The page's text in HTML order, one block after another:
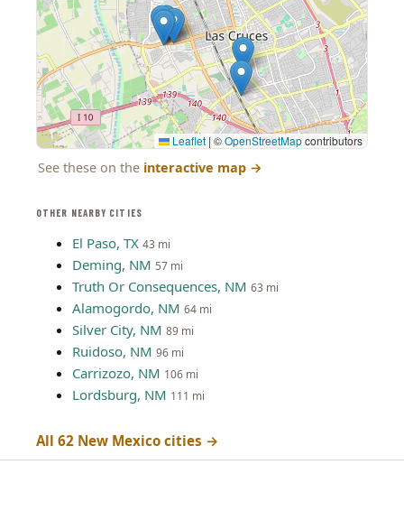
OTHER NEARBY CITIES
El Paso, TX 43 mi
Deming, NM 57 mi
Truth Or Consequences, NM 63 mi
Alamogordo, NM 64 mi
Silver City, NM 89 mi
Ruidoso, NM 96 mi
Carrizozo, NM 106 mi
Lordsburg, NM 111 mi
All 62 New Mexico cities →
Leaflet | ©OpenStreetMapcontributors
See these on the interactive map →